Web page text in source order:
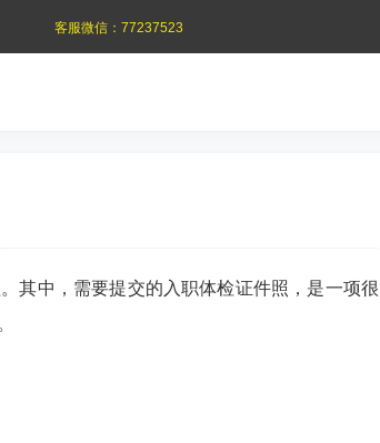
其中，需要提交的入职体检证件照，是一项很
客服微信： 77237523